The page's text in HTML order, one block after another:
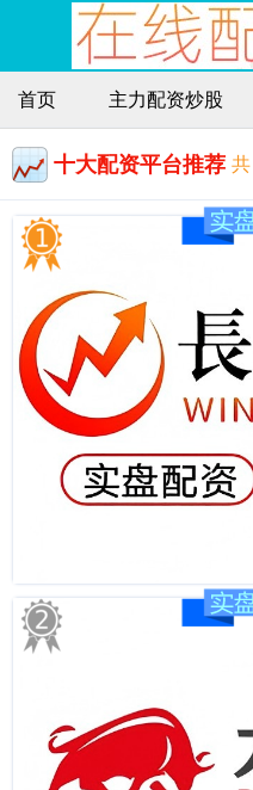
首页 主力配资炒股
十大配资平台推荐 共